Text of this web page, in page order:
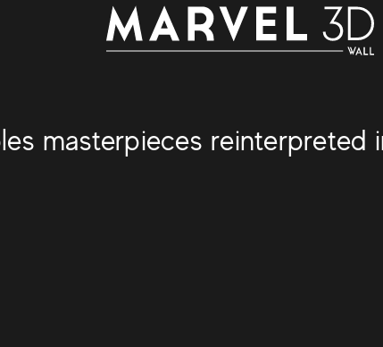
masterpieces reinterpreted